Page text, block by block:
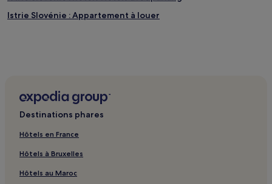
la
supplémentaires
peuvent
Istrie Slovénie : Appartement à louer
Destinations phares
Hôtels en France
Hôtels à Bruxelles
Hôtels au Maroc